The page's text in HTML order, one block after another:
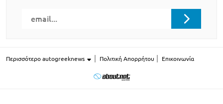
Περισσότερο autogreeknews Πολιτική Απορρήτου Επικοινωνία